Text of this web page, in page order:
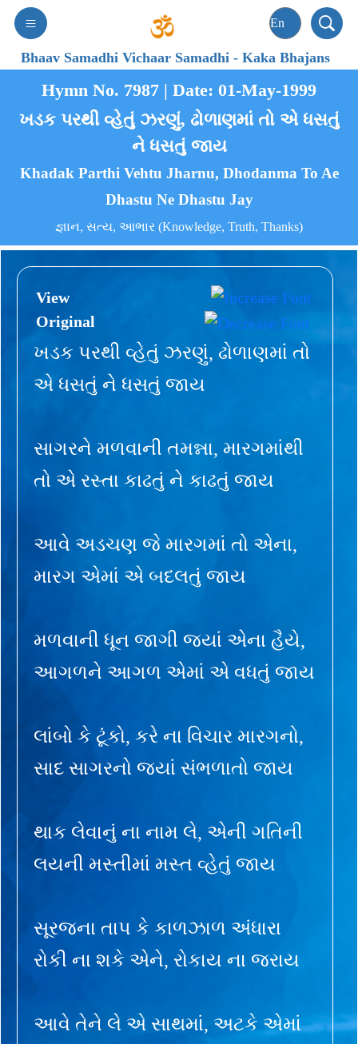
Bhaav Samadhi Vichaar Samadhi-Kaka Bhajans
Hymn No. 7987 | Date: 01-May-1999
ખડક પરથી વ્હેતું ઝરણું, ઢોળાણમાં તો એ ધસતું
ને ધસતું જાય
Khadak Parthi Vehtu Jharnu, Dhodanma To Ae
Dhastu Ne Dhastu Jay
જ્ઞાન, સત્ય, આભાર (Knowledge, Truth, Thanks)
View
Original
ખડક પરથી વ્હેતું ઝરણું, ઢોળાણમાં તો
એ ધસતું ને ધસતું જાય
સાગરને મળવાની તમન્ના, મારગમાંથી
તો એ રસ્તા કાઢતું ને કાઢતું જાય
આવે અડચણ જે મારગમાં તો એના,
મારગ એમાં એ બદલતું જાય
મળવાની ધૂન જાગી જ્યાં એના હૈયે,
આગળને આગળ એમાં એ વધતું જાય
લાંબો કે ટૂંકો, કરે ના વિચાર મારગનો,
સાદ સાગરનો જ્યાં સંભળાતો જાય
થાક લેવાનું ના નામ લે, એની ગતિની
લયની મસ્તીમાં મસ્ત વ્હેતું જાય
સૂરજના તાપ કે કાળઝાળ અંધારા
રોકી ના શકે એને, રોકાય ના જરાય
આવે તેને લે એ સાથમાં, અટકે એમાં